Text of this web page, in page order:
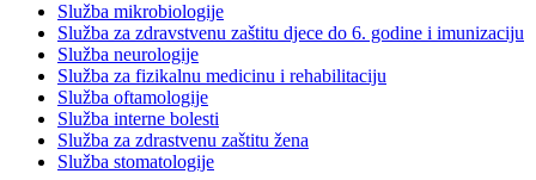
Služba mikrobiologije
Služba za zdravstvenu zaštitu djece do 6. godine i imunizaciju
Služba neurologije
Služba za fizikalnu medicinu i rehabilitaciju
Služba oftamologije
Služba interne bolesti
Služba za zdrastvenu zaštitu žena
Služba stomatologije